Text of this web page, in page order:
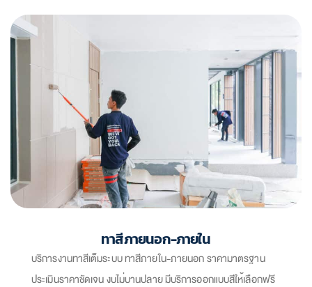
ทาสีภายนอก-ภายใน
บริการงานทาสีเต็มระบบ ทาสีภายใน-ภายนอก ราคามาตรฐาน
ประเมินราคาชัดเจน งบไม่บานปลาย มีบริการออกแบบสีให้เลือกฟรี